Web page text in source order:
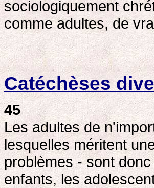
sociologiquement
comme adultes, de
Catéchèses
45
Les adultes de
lesquelles méritent
problèmes - sont
enfants, les